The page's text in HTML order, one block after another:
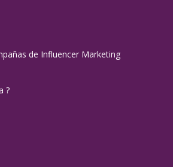
de Influencer Marketing
?